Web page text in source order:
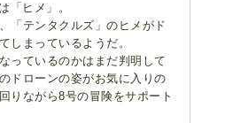
「ヒメ」。
「テンタクルズ」のヒメがド
しまっているようだ。
っているのかはまだ判明して
ドローンの姿がお気に入りの
りながら8号の冒険をサポート